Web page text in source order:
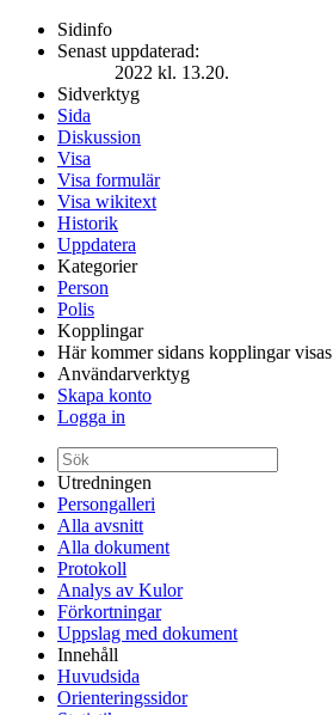
Sidinfo
Senast uppdaterad:
2022 kl. 13.20.
Sidverktyg
Sida
Diskussion
Visa
Visa formulär
Visa wikitext
Historik
Uppdatera
Kategorier
Person
Polis
Kopplingar
Här kommer sidans kopplingar visas
Användarverktyg
Skapa konto
Logga in
Utredningen
Persongalleri
Alla avsnitt
Alla dokument
Protokoll
Analys av Kulor
Förkortningar
Uppslag med dokument
Innehåll
Huvudsida
Orienteringssidor